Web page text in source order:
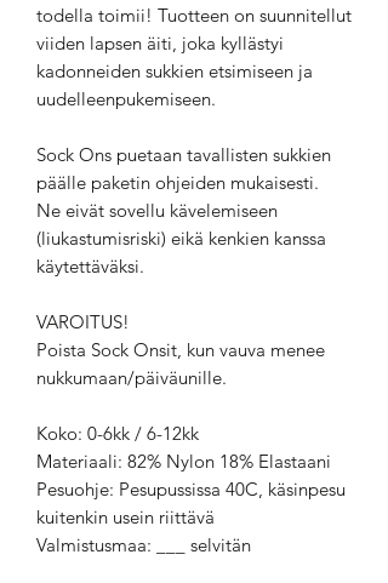
todella toimii! Tuotteen on suunnitellut
viiden lapsen äiti, joka kyllästyi
kadonneiden sukkien etsimiseen ja
uudelleenpukemiseen.
Sock Ons puetaan tavallisten sukkien
päälle paketin ohjeiden mukaisesti.
Ne eivät sovellu kävelemiseen
(liukastumisriski) eikä kenkien kanssa
käytettäväksi.
VAROITUS!
Poista Sock Onsit, kun vauva menee
nukkumaan/päiväunille.
Koko: 0-6kk / 6-12kk
Materiaali: 82% Nylon 18% Elastaani
Pesuohje: Pesupussissa 40C, käsinpesu
kuitenkin usein riittävä
Valmistusmaa: ___ selvitän